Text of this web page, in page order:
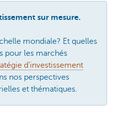
sur mesure.
mondiale? Et quelles
pour les marchés
d’investissement
nos perspectives
et thématiques.